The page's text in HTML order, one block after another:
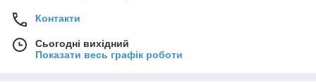
Контакти
Сьогодні вихідний
Показати весь графік роботи